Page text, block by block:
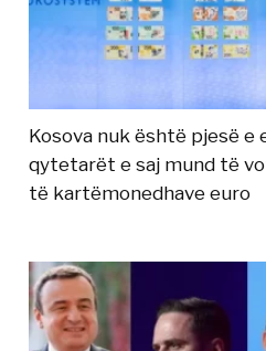
Kosova nuk është pjesë e
qytetarët e saj mund të
të kartëmonedhave euro